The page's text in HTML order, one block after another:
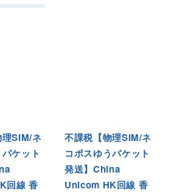
SIM/ネ
ケット
回線 香
不課税【物理SIM/ネ
コポスゆうパケット
発送】China
Unicom HK回線 香